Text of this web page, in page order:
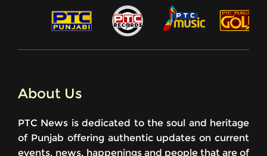
About Us
PTC News is dedicated to the soul and heritage
of Punjab offering authentic updates on current
events, news, happenings and people that are of